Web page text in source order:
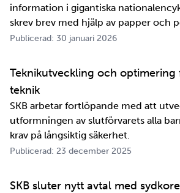
information i gigantiska
skrev brev med hjälp av papper och
om ett meddelande skulle fram
perspektiv i alla fall. För oss på SKB är
Publicerad: 30 januari 2026
Teknikutveckling och optimering
teknik
SKB arbetar fortlöpande med att
utformningen av slutförvarets alla
krav på långsiktig säkerhet.
Publicerad: 23 december 2025
SKB sluter nytt avtal med